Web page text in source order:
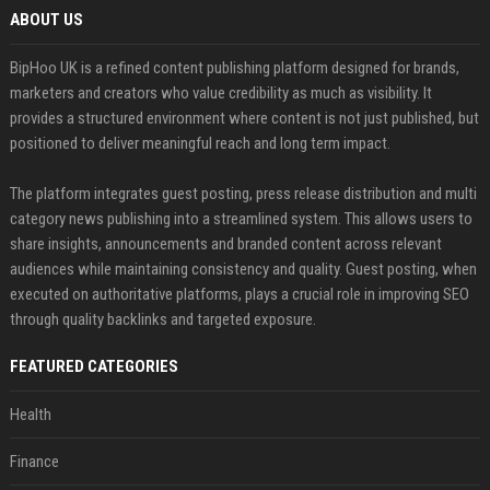
ABOUT US
BipHoo UK is a refined content publishing platform designed for brands,
marketers and creators who value credibility as much as visibility. It
provides a structured environment where content is not just published, but
positioned to deliver meaningful reach and long term impact.
The platform integrates guest posting, press release distribution and multi
category news publishing into a streamlined system. This allows users to
share insights, announcements and branded content across relevant
audiences while maintaining consistency and quality. Guest posting, when
executed on authoritative platforms, plays a crucial role in improving SEO
through quality backlinks and targeted exposure.
FEATURED CATEGORIES
Health
Finance